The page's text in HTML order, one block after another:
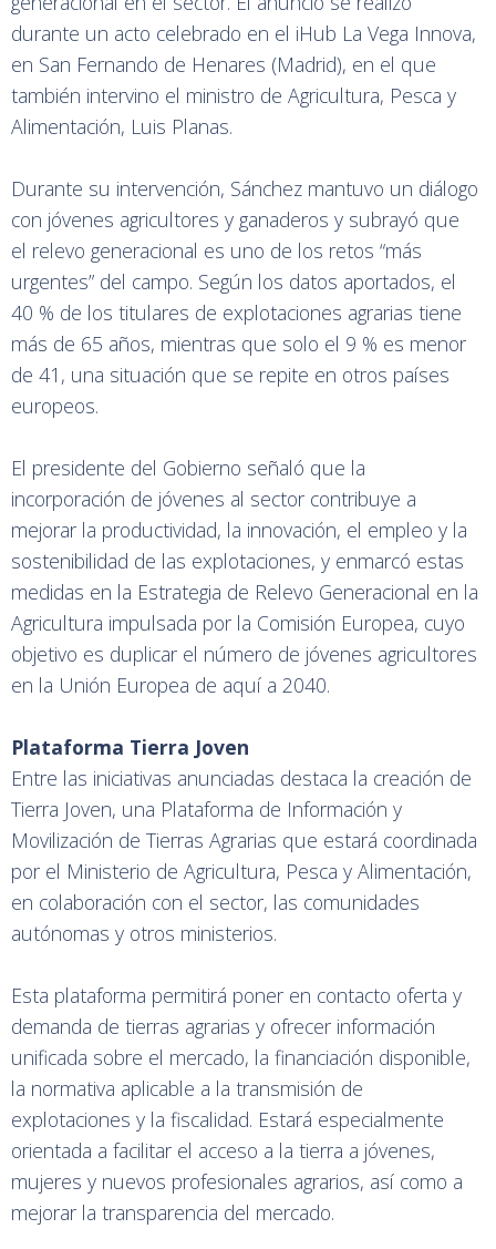
durante un acto celebrado en el iHub La Vega Innova,
en San Fernando de Henares (Madrid), en el que
también intervino el ministro de Agricultura, Pesca y
Alimentación, Luis Planas.
Durante su intervención, Sánchez mantuvo un diálogo
con jóvenes agricultores y ganaderos y subrayó que
el relevo generacional es uno de los retos “más
urgentes” del campo. Según los datos aportados, el
40 % de los titulares de explotaciones agrarias tiene
más de 65 años, mientras que solo el 9 % es menor
de 41, una situación que se repite en otros países
europeos.
El presidente del Gobierno señaló que la
incorporación de jóvenes al sector contribuye a
mejorar la productividad, la innovación, el empleo y la
sostenibilidad de las explotaciones, y enmarcó estas
medidas en la Estrategia de Relevo Generacional en la
Agricultura impulsada por la Comisión Europea, cuyo
objetivo es duplicar el número de jóvenes agricultores
en la Unión Europea de aquí a 2040.
Plataforma Tierra Joven
Entre las iniciativas anunciadas destaca la creación de
Tierra Joven, una Plataforma de Información y
Movilización de Tierras Agrarias que estará coordinada
por el Ministerio de Agricultura, Pesca y Alimentación,
en colaboración con el sector, las comunidades
autónomas y otros ministerios.
Esta plataforma permitirá poner en contacto oferta y
demanda de tierras agrarias y ofrecer información
unificada sobre el mercado, la financiación disponible,
la normativa aplicable a la transmisión de
explotaciones y la fiscalidad. Estará especialmente
orientada a facilitar el acceso a la tierra a jóvenes,
mujeres y nuevos profesionales agrarios, así como a
mejorar la transparencia del mercado.